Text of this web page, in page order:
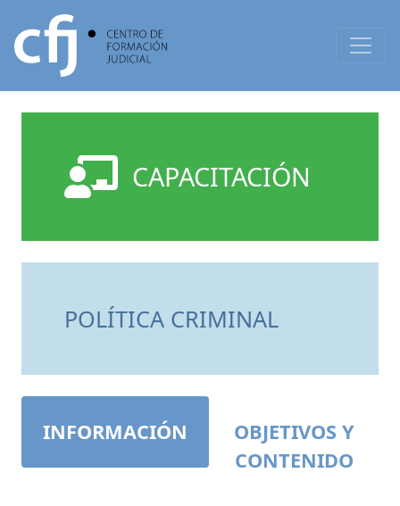
CAPACITACIÓN
POLÍTICA CRIMINAL
INFORMACIÓN
OBJETIVOS Y
CONTENIDO